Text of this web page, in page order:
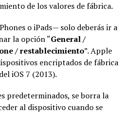
de los valores de fábrica.
o iPads— solo deberás ir a
la opción “General /
/ restablecimiento”. Apple
encriptados de fábrica
iOS 7 (2013).
predeterminados, se borra la
al dispositivo cuando se